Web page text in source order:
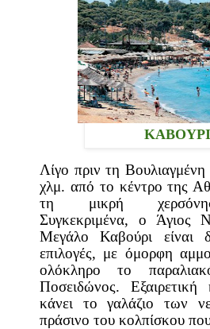
ΚΑΒΟΥΡΙ
Λίγο πριν τη
χλμ. από το κέντρο της
τη μικρή
Συγκεκριμένα, ο Άγιος
Μεγάλο Καβούρι είναι
επιλογές, με όμορφη
ολόκληρο το
Ποσειδώνος.
κάνει το γαλάζιο των
πράσινο του κολπίσκου